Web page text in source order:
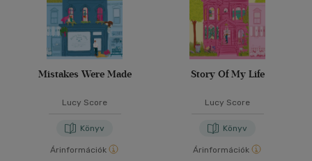
Mistakes Were Made
Lucy Score
Könyv
Árinformációk
Story Of My Life
Lucy Score
Könyv
Árinformációk